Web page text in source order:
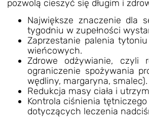
pozwolą cieszyć się długim i
Największe znaczenie dla
tygodniu w zupełności
Zaprzestanie palenia
wieńcowych.
Zdrowe odżywianie, czyli
ograniczenie spożywania
wędliny, margaryna, smalec).
Redukcja masy ciała i
Kontrola ciśnienia
dotyczących leczenia